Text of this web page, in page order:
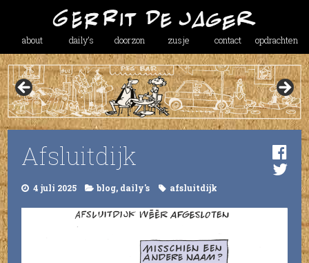
about daily’s doorzon zusje contact opdrachten
Afsluitdijk
4 juli 2025 blog, daily's afsluitdijk